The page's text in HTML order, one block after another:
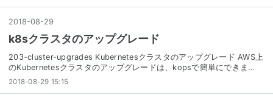
2018-08-29
k8sクラスタのアップグレード
203-cluster-upgrades Kubernetesクラスタのアップグレード AWS上
のKubernetesクラスタのアップグレードは、kopsで簡単にできま…
2018-08-29 15:15